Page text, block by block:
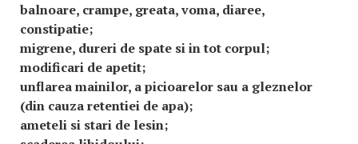
balnoare, crampe, greata, voma, diaree,
constipatie;
migrene, dureri de spate si in tot corpul;
modificari de apetit;
unflarea mainilor, a picioarelor sau a gleznelor
(din cauza retentiei de apa);
ameteli si stari de lesin;